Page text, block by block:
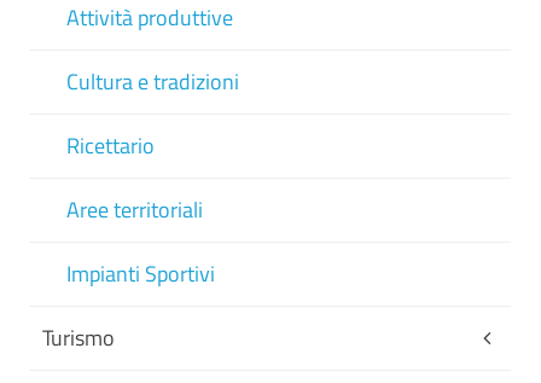
Attività produttive
Cultura e tradizioni
Ricettario
Aree territoriali
Impianti Sportivi
Turismo